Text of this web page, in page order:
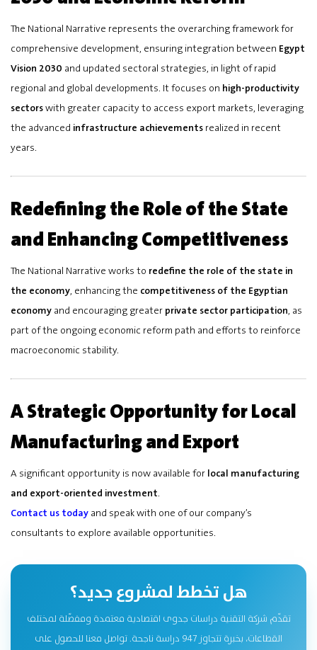
The National Narrative represents the overarching framework for
comprehensive development, ensuring integration between Egypt
Vision 2030 and updated sectoral strategies, in light of rapid
regional and global developments. It focuses on high-productivity
sectorswith greater capacity to access export markets, leveraging
the advanced infrastructure achievementsrealized in recent
years.
Redefining the Role of the State
and Enhancing Competitiveness
The National Narrative works to redefine the role of the state in
the economy, enhancing the competitiveness of the Egyptian
economyand encouraging greaterprivate sector participation, as
part of the ongoing economic reform path and efforts to reinforce
macroeconomic stability.
A Strategic Opportunity for Local
Manufacturing and Export
A significant opportunity is now available forlocal manufacturing
and export-oriented investment.
Contact us todayand speak with one of our company’s
consultants to explore available opportunities.
هل تخطط لمشروع جديد؟
تقدّم شركة التقنية دراسات جدوى اقتصادية معتمدة ومفصّلة لمختلف
القطاعات، بخبرة تتجاوز 947 دراسة ناجحة. تواصل معنا للحصول على